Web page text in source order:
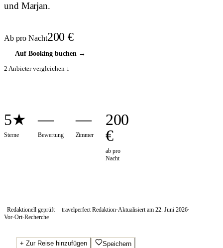
und Marjan.
Ab pro Nacht200 €
Auf Booking buchen→
2 Anbieter vergleichen ↓
5★
Sterne
—
Bewertung
—
Zimmer
200
€
ab pro
Nacht
Redaktionell geprüft travelperfect Redaktion·Aktualisiert am 22. Juni 2026·
Vor-Ort-Recherche
+ Zur Reise hinzufügen Speichern